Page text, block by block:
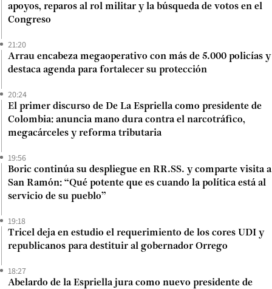
apoyos, reparos al rol militar y la búsqueda de votos en el
Congreso
21:20
Arrau encabeza megaoperativo con más de 5.000 policías y
destaca agenda para fortalecer su protección
20:24
El primer discurso de De La Espriella como presidente de
Colombia: anuncia mano dura contra el narcotráfico,
megacárceles y reforma tributaria
19:56
Boric continúa su despliegue en RR.SS. y comparte visita a
San Ramón: “Qué potente que es cuando la política está al
servicio de su pueblo”
19:18
Tricel deja en estudio el requerimiento de los cores UDI y
republicanos para destituir al gobernador Orrego
18:27
Abelardo de la Espriella jura como nuevo presidente de